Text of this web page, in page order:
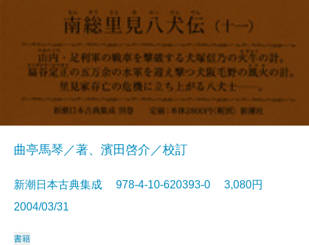
曲亭馬琴／著、濱田啓介／校訂
新潮日本古典集成 978-4-10-620393-0 3,080円
2004/03/31
書籍